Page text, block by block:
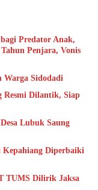
Predator Anak,
Penjara, Vonis
Warga Sidodadi
Resmi Dilantik, Siap
Lubuk Saung
Diperbaiki
TUMS Dilirik Jaksa